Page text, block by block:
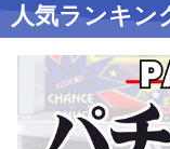
人気ランキン